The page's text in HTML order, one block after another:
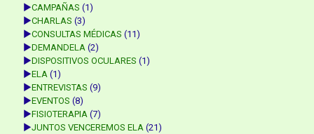
►CAMPAÑAS (1)
►CHARLAS (3)
►CONSULTAS MÉDICAS (11)
►DEMANDELA (2)
►DISPOSITIVOS OCULARES (1)
►ELA (1)
►ENTREVISTAS (9)
►EVENTOS (8)
►FISIOTERAPIA (7)
►JUNTOS VENCEREMOS ELA (21)